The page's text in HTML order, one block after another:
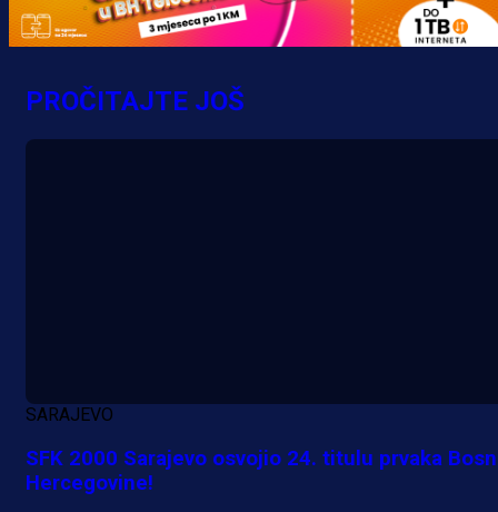
Promo vijesti
MrBit: Isprati kvalifikacije za
evropska takmičenja i preuzmi
bonus dobrodošlice!
PROČITAJTE JOŠ
SARAJEVO
SFK 2000 Sarajevo osvojio 24. titulu prvaka
Hercegovine!